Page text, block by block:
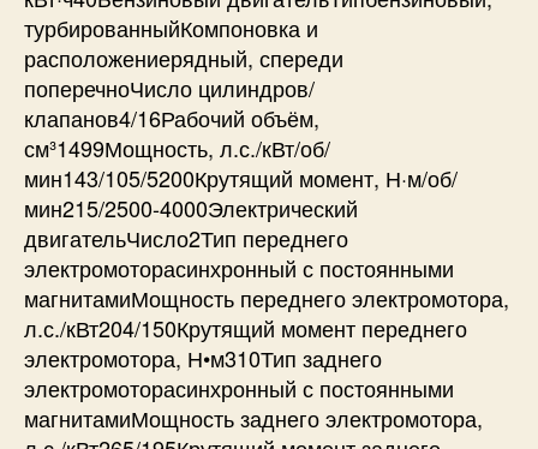
турбированныйКомпоновка и
расположениерядный, спереди
поперечноЧисло цилиндров/
клапанов4/16Рабочий объём,
см³1499Мощность, л.с./кВт/об/
мин143/105/5200Крутящий момент, Н·м/об/
мин215/2500-4000Электрический
двигательЧисло2Тип переднего
электромоторасинхронный с постоянными
магнитамиМощность переднего электромотора,
л.с./кВт204/150Крутящий момент переднего
электромотора, Н•м310Тип заднего
электромоторасинхронный с постоянными
магнитамиМощность заднего электромотора,